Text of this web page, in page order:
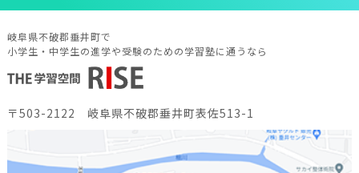
岐阜県不破郡垂井町で
小学生・中学生の進学や受験のための学習塾に通うなら
〒503-2122 岐阜県不破郡垂井町表佐513-1